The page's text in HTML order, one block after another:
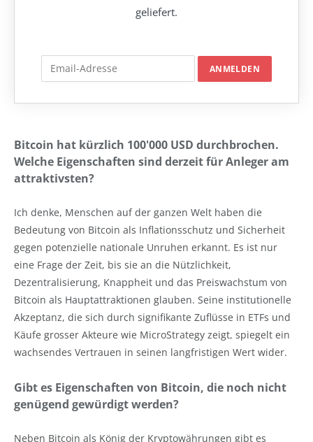
geliefert.
Bitcoin hat kürzlich 100'000 USD durchbrochen.
Welche Eigenschaften sind derzeit für Anleger am
attraktivsten?
Ich denke, Menschen auf der ganzen Welt haben die
Bedeutung von Bitcoin als Inflationsschutz und Sicherheit
gegen potenzielle nationale Unruhen erkannt. Es ist nur
eine Frage der Zeit, bis sie an die Nützlichkeit,
Dezentralisierung, Knappheit und das Preiswachstum von
Bitcoin als Hauptattraktionen glauben. Seine institutionelle
Akzeptanz, die sich durch signifikante Zuflüsse in ETFs und
Käufe grosser Akteure wie MicroStrategy zeigt, spiegelt ein
wachsendes Vertrauen in seinen langfristigen Wert wider.
Gibt es Eigenschaften von Bitcoin, die noch nicht
genügend gewürdigt werden?
Neben Bitcoin als König der Kryptowährungen gibt es